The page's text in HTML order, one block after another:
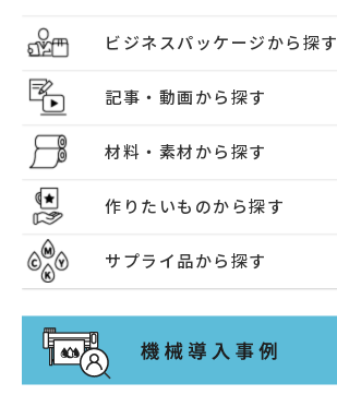
ビジネスパッケージから探す
記事・動画から探す
材料・素材から探す
作りたいものから探す
サプライ品から探す